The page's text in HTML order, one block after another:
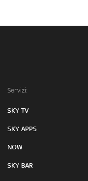
Servizi:
SKY TV
SKY APPS
NOW
SKY BAR